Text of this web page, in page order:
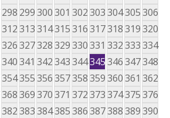
298 299300301 302303304305306
312313314315316317318319320
326327328329330331 332333334
340341 342343344345346347348
354355356357358359360361 362
368369370371 372373374375376
382383384385386387388389390